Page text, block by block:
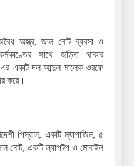
অস্ত্র, জাল নোট ব্যবসা ও
কর্মকাণ্ডের সাথে জড়িত থাকার
এর একটি দল আব্দুল মালেক ওরফে
করে।
পিস্তল, একটি ম্যাগাজিন, ৫
নোট, একটি ল্যাপটপ ও মোবাইল